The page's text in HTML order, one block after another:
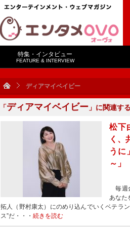
特集・インタビュー
FEATURE & INTERVIEW
ディアマイベイビー
「ディアマイベイビー 」に関連す
松下
く、
うに
～」
毎週
あなた
拓人（野村康太）にのめり込んでいくベテラ
ス”だ・・・ 続きを読む